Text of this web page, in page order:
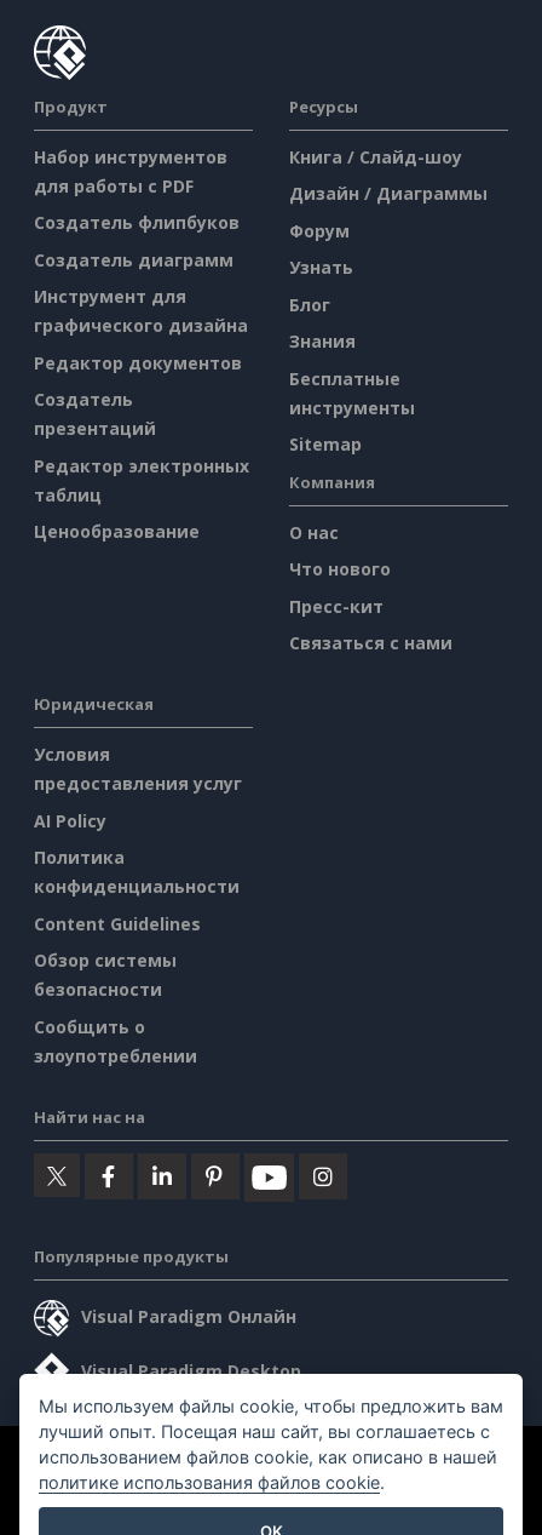
Продукт
Набор инструментов
для работы с PDF
Создатель флипбуков
Создатель диаграмм
Инструмент для
графического дизайна
Редактор документов
Создатель
презентаций
Редактор электронных
таблиц
Ценообразование
Ресурсы
Книга / Слайд-шоу
Дизайн / Диаграммы
Форум
Узнать
Блог
Знания
Бесплатные
инструменты
Sitemap
Компания
О нас
Что нового
Пресс-кит
Связаться с нами
Юридическая
Условия
предоставления услуг
AI Policy
Политика
конфиденциальности
Content Guidelines
Обзор системы
безопасности
Сообщить о
злоупотреблении
Найти нас на
Популярные продукты
Visual Paradigm Онлайн
Visual Paradigm Desktop
©2026 by Visual Paradigm. Все права защищены.
Мы используем файлы cookie, чтобы предложить вам
лучший опыт. Посещая наш сайт, вы соглашаетесь с
использованием файлов cookie, как описано в нашей
политике использования файлов cookie.